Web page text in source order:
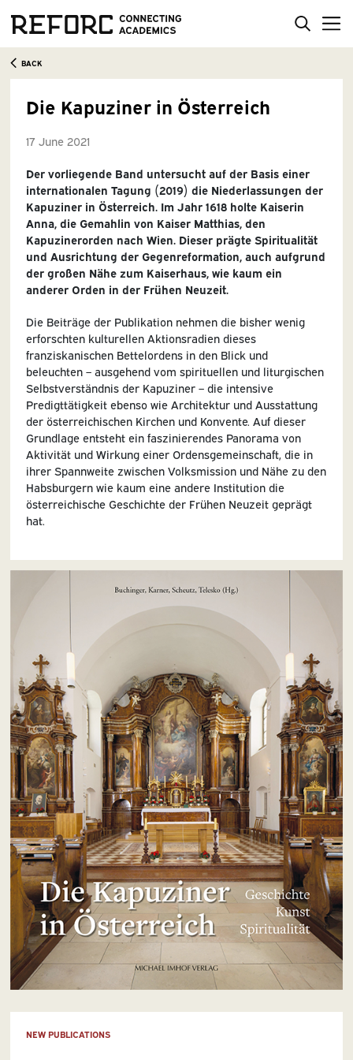
BACK
Die Kapuziner in Österreich
17 June 2021
Der vorliegende Band untersucht auf der Basis einer
internationalen Tagung (2019) die Niederlassungen der
Kapuziner in Österreich. Im Jahr 1618 holte Kaiserin
Anna, die Gemahlin von Kaiser Matthias, den
Kapuzinerorden nach Wien. Dieser prägte Spiritualität
und Ausrichtung der Gegenreformation, auch aufgrund
der großen Nähe zum Kaiserhaus, wie kaum ein
anderer Orden in der Frühen Neuzeit.
Die Beiträge der Publikation nehmen die bisher wenig
erforschten kulturellen Aktionsradien dieses
franziskanischen Bettelordens in den Blick und
beleuchten – ausgehend vom spirituellen und liturgischen
Selbstverständnis der Kapuziner – die intensive
Predigttätigkeit ebenso wie ­Architektur und Ausstattung
der österreichischen Kirchen und Konvente. Auf dieser
Grundlage entsteht ein faszinierendes Panorama von
Aktivität und Wirkung einer Ordensgemeinschaft, die in
ihrer Spannweite zwischen Volksmission und Nähe zu den
Habsburgern wie kaum eine andere Institution die
österreichische Geschichte der Frühen Neuzeit geprägt
hat.
NEW PUBLICATIONS